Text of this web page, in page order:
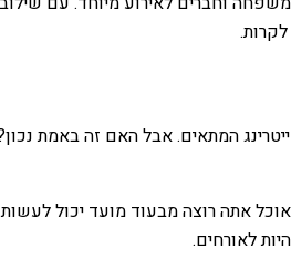
המתאים. אבל האם זה באמת
אתה רוצה מבעוד מועד יכול
לאורחים.